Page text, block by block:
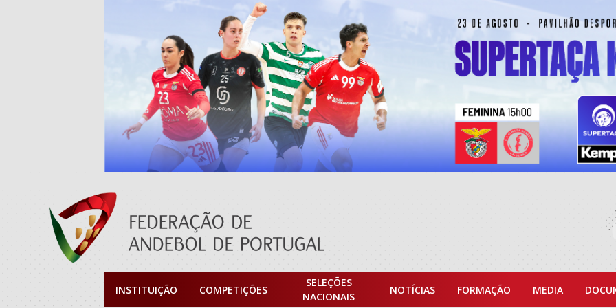
INSTITUIÇÃO COMPETIÇÕES
SELEÇÕES
NACIONAIS
NOTÍCIAS FORMAÇÃO MEDIA